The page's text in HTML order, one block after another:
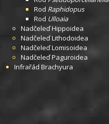
Rod Raphidopus
Rod Ulloaia
NadčeleďHippoidea
NadčeleďLithodoidea
NadčeleďLomisoidea
NadčeleďPaguroidea
Infrařád Brachyura